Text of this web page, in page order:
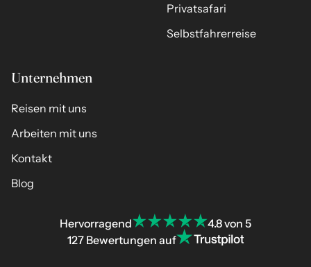
Privatsafari
Selbstfahrerreise
Unternehmen
Reisen mit uns
Arbeiten mit uns
Kontakt
Blog
Hervorragend
4.8 von 5
127 Bewertungen auf